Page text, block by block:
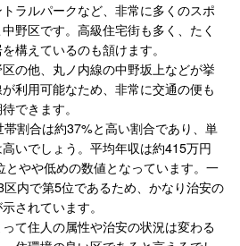
ラルパークなど、非常に多くのスポ
野区です。高級住宅街も多く、たく
構えているのも頷けます。
の他、丸ノ内線の中野坂上などが挙
利用可能なため、非常に交通の便も
できます。
割合は約37%と高い割合であり、単
いでしょう。平均年収は約415万円
やや低めの数値となっています。一
内で第5位であるため、かなり治安の
されています。
て住人の属性や治安の状況は変わる